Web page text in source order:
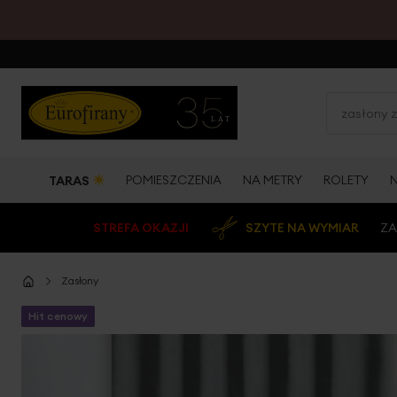
TARAS ☀ POMIESZCZENIA NA METRY ROLETY
STREFA OKAZJI SZYTE NA WYMIAR
Zasłony
Hit cenowy